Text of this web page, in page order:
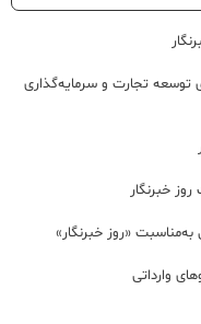
توسعه تجارت و سرمایه‌گذاری
خبرنگار
«روز خبرنگار»
وارداتی